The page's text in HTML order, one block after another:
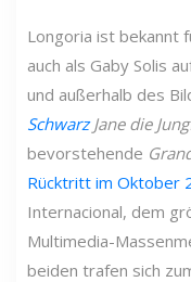
Longoria ist bekannt
auch als Gaby Solis
und außerhalb des
SchwarzJane die
bevorstehende
Rücktritt im Oktober
Internacional, dem
Multimedia-
beiden trafen sich